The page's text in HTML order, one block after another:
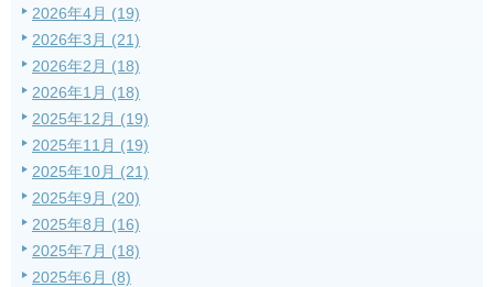
2026年4月 (19)
2026年3月 (21)
2026年2月 (18)
2026年1月 (18)
2025年12月 (19)
2025年11月 (19)
2025年10月 (21)
2025年9月 (20)
2025年8月 (16)
2025年7月 (18)
2025年6月 (8)